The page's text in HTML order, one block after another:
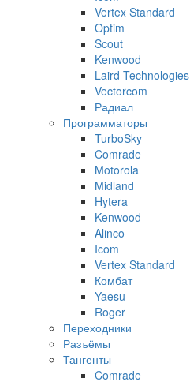
Vertex Standard
Optim
Scout
Kenwood
Laird Technologies
Vectorcom
Радиал
Программаторы
TurboSky
Comrade
Motorola
Midland
Hytera
Kenwood
Alinco
Icom
Vertex Standard
Комбат
Yaesu
Roger
Переходники
Разъёмы
Тангенты
Comrade